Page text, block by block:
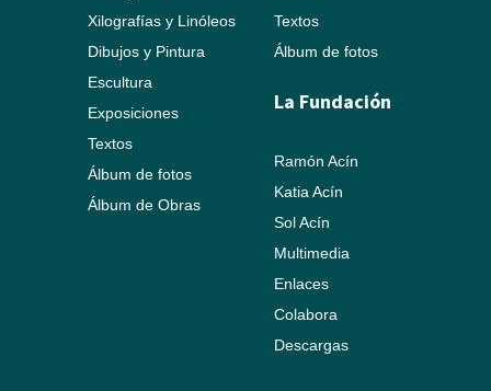
Xilografías y Linóleos
Dibujos y Pintura
Escultura
Exposiciones
Textos
Álbum de fotos
Álbum de Obras
Textos
Álbum de fotos
La Fundación
Ramón Acín
Katia Acín
Sol Acín
Multimedia
Enlaces
Colabora
Descargas